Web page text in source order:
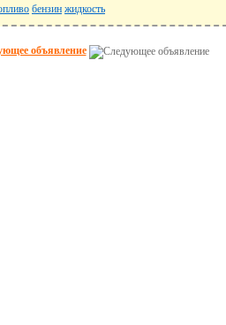
бензин жидкость
объявление